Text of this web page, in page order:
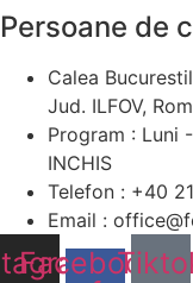
Persoane de
Calea
Jud. ILFOV,
Program : Luni
INCHIS
Telefon : +40
Email :
Facebook-